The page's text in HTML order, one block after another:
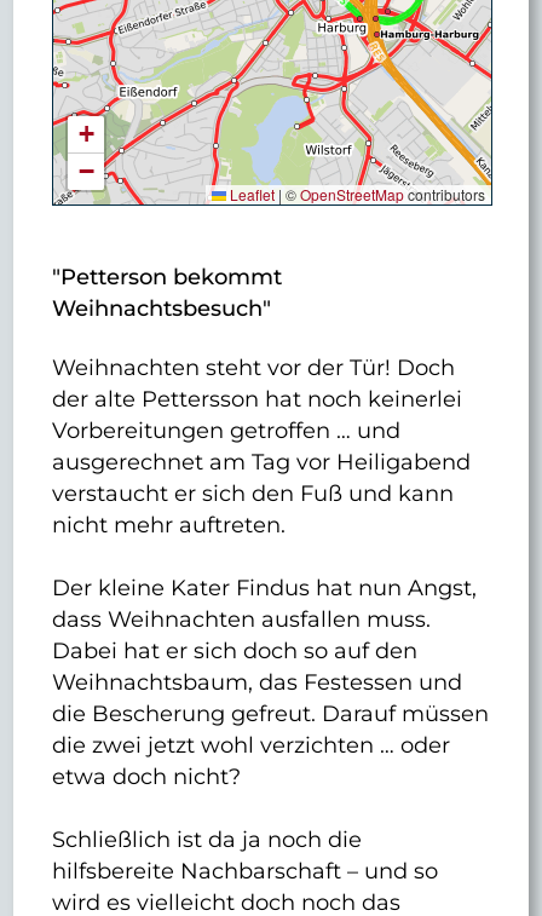
+
−
Leaflet | ©OpenStreetMapcontributors
"Petterson bekommt
Weihnachtsbesuch"
Weihnachten steht vor der Tür! Doch
der alte Pettersson hat noch keinerlei
Vorbereitungen getroffen … und
ausgerechnet am Tag vor Heiligabend
verstaucht er sich den Fuß und kann
nicht mehr auftreten.
Der kleine Kater Findus hat nun Angst,
dass Weihnachten ausfallen muss.
Dabei hat er sich doch so auf den
Weihnachtsbaum, das Festessen und
die Bescherung gefreut. Darauf müssen
die zwei jetzt wohl verzichten … oder
etwa doch nicht?
Schließlich ist da ja noch die
hilfsbereite Nachbarschaft – und so
wird es vielleicht doch noch das